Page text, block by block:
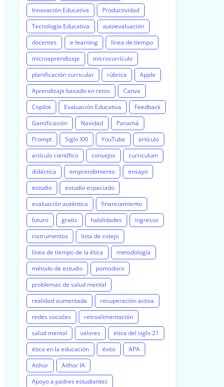
Innovación Educativa
Productividad
Tecnología Educativa
autoevaluación
docentes
e-learning
línea de tiempo
microaprendizaje
microcurrículo
planificación curricular
rúbrica
Apple
Aprendizaje basado en retos
Canva
Copilot
Evaluación Educativa
Feedback
Gamificación
Navidad
Panamá
Prompt
Siglo XXI YouTube
artículo
artículo científico
consejos
curriculum
didáctica
emprendimiento
ensayo
estudio
estudio espaciado
evaluación auténtica
financiamiento
futuro
gratis habilidades
ingresos
instrumentos
lista de cotejo
línea de tiempo de la ética
metodología
método de estudio
pomodoro
problemas de salud mental
realidad aumentada
recuperación activa
redes sociales
retroalimentación
salud mental
valores
ética del siglo 21
ética en la educación
éxito
APA
Aithor
Aithor IA
Apoyo a padres estudiantes